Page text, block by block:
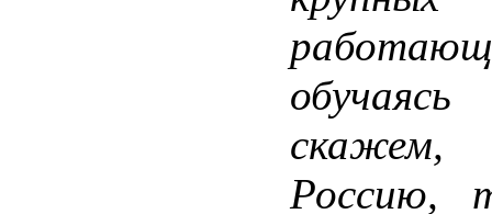
Россию,